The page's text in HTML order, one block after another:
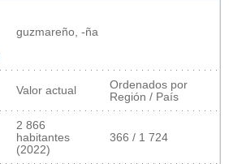
guzmareño, -ña
Valor actual
Ordenados por
Región / País
2 866
habitantes
(2022)
366 / 1 724